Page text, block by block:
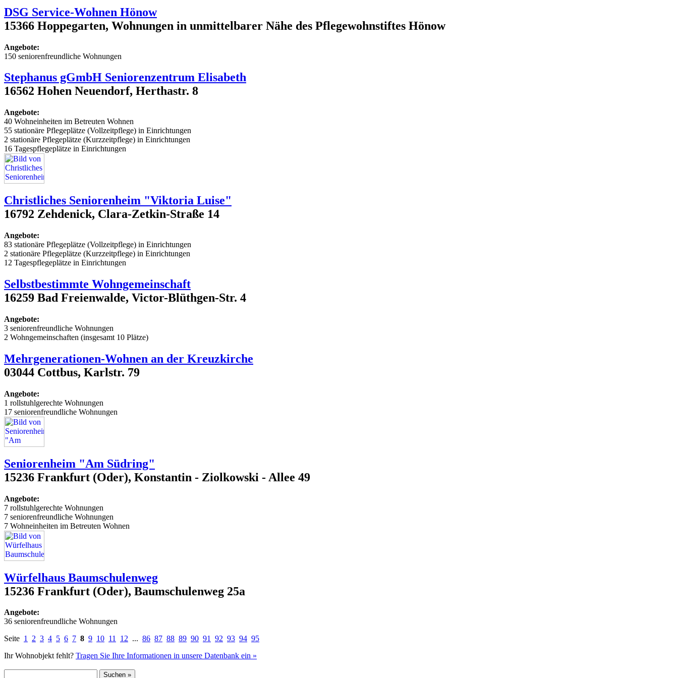
DSG Service-Wohnen Hönow
15366 Hoppegarten, Wohnungen in unmittelbarer Nähe des Pflegewohnstiftes Hönow
Angebote:
150 seniorenfreundliche Wohnungen
Stephanus gGmbH Seniorenzentrum Elisabeth
16562 Hohen Neuendorf, Herthastr. 8
Angebote:
40 Wohneinheiten im Betreuten Wohnen
55 stationäre Pflegeplätze (Vollzeitpflege) in Einrichtungen
2 stationäre Pflegeplätze (Kurzzeitpflege) in Einrichtungen
16 Tagespflegeplätze in Einrichtungen
Christliches Seniorenheim "Viktoria Luise"
16792 Zehdenick, Clara-Zetkin-Straße 14
Angebote:
83 stationäre Pflegeplätze (Vollzeitpflege) in Einrichtungen
2 stationäre Pflegeplätze (Kurzzeitpflege) in Einrichtungen
12 Tagespflegeplätze in Einrichtungen
Selbstbestimmte Wohngemeinschaft
16259 Bad Freienwalde, Victor-Blüthgen-Str. 4
Angebote:
3 seniorenfreundliche Wohnungen
2 Wohngemeinschaften (insgesamt 10 Plätze)
Mehrgenerationen-Wohnen an der Kreuzkirche
03044 Cottbus, Karlstr. 79
Angebote:
1 rollstuhlgerechte Wohnungen
17 seniorenfreundliche Wohnungen
Seniorenheim "Am Südring"
15236 Frankfurt (Oder), Konstantin - Ziolkowski - Allee 49
Angebote:
7 rollstuhlgerechte Wohnungen
7 seniorenfreundliche Wohnungen
7 Wohneinheiten im Betreuten Wohnen
Würfelhaus Baumschulenweg
15236 Frankfurt (Oder), Baumschulenweg 25a
Angebote:
36 seniorenfreundliche Wohnungen
Seite 1 2 3 4 5 6 7 8 9 10 11 12 ... 86 87 88 89 90 91 92 93 94 95
Ihr Wohnobjekt fehlt? Tragen Sie Ihre Informationen in unsere Datenbank ein »